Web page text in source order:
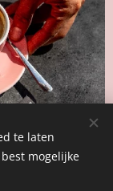
te laten
mogelijke